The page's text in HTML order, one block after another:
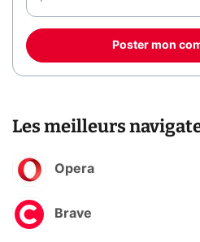
Poster mon
Les meilleurs
Opera
Brave